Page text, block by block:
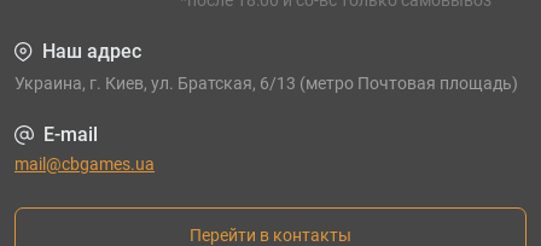
Наш адрес
Украина, г. Киев, ул. Братская, 6/13 (метро Почтовая площадь)
E-mail
mail@cbgames.ua
Перейти в контакты